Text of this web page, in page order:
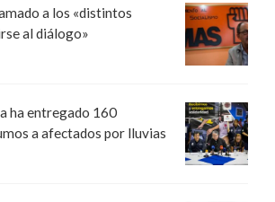
a los «distintos
al diálogo»
ha entregado 160
a afectados por lluvias